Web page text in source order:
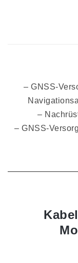
– GNSS-
–
– GNSS-